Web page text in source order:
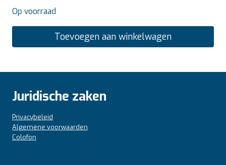
Op voorraad
Toevoegen aan winkelwagen
Juridische zaken
Privacybeleid
Algemene voorwaarden
Colofon